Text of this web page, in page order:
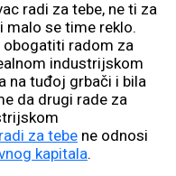
radi za tebe, ne ti za
malo se time reklo.
obogatiti radom za
industrijskom
na tuđoj grbači i bila
da drugi rade za
za tebe ne odnosi
kapitala.